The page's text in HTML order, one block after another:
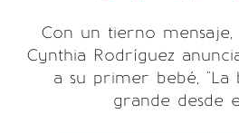
Con un tierno mensaje,
Cynthia Rodríguez
a su primer bebé, "La
grande desde